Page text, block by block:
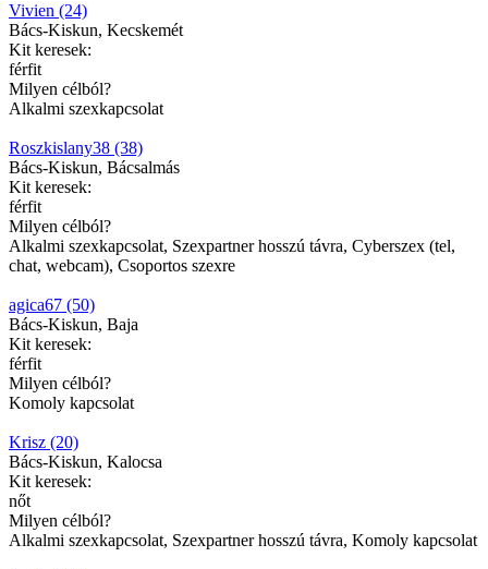
Vivien (24)
Bács-Kiskun, Kecskemét
Kit keresek:
férfit
Milyen célból?
Alkalmi szexkapcsolat
Roszkislany38 (38)
Bács-Kiskun, Bácsalmás
Kit keresek:
férfit
Milyen célból?
Alkalmi szexkapcsolat, Szexpartner hosszú távra, Cyberszex (tel,
chat, webcam), Csoportos szexre
agica67 (50)
Bács-Kiskun, Baja
Kit keresek:
férfit
Milyen célból?
Komoly kapcsolat
Krisz (20)
Bács-Kiskun, Kalocsa
Kit keresek:
nőt
Milyen célból?
Alkalmi szexkapcsolat, Szexpartner hosszú távra, Komoly kapcsolat